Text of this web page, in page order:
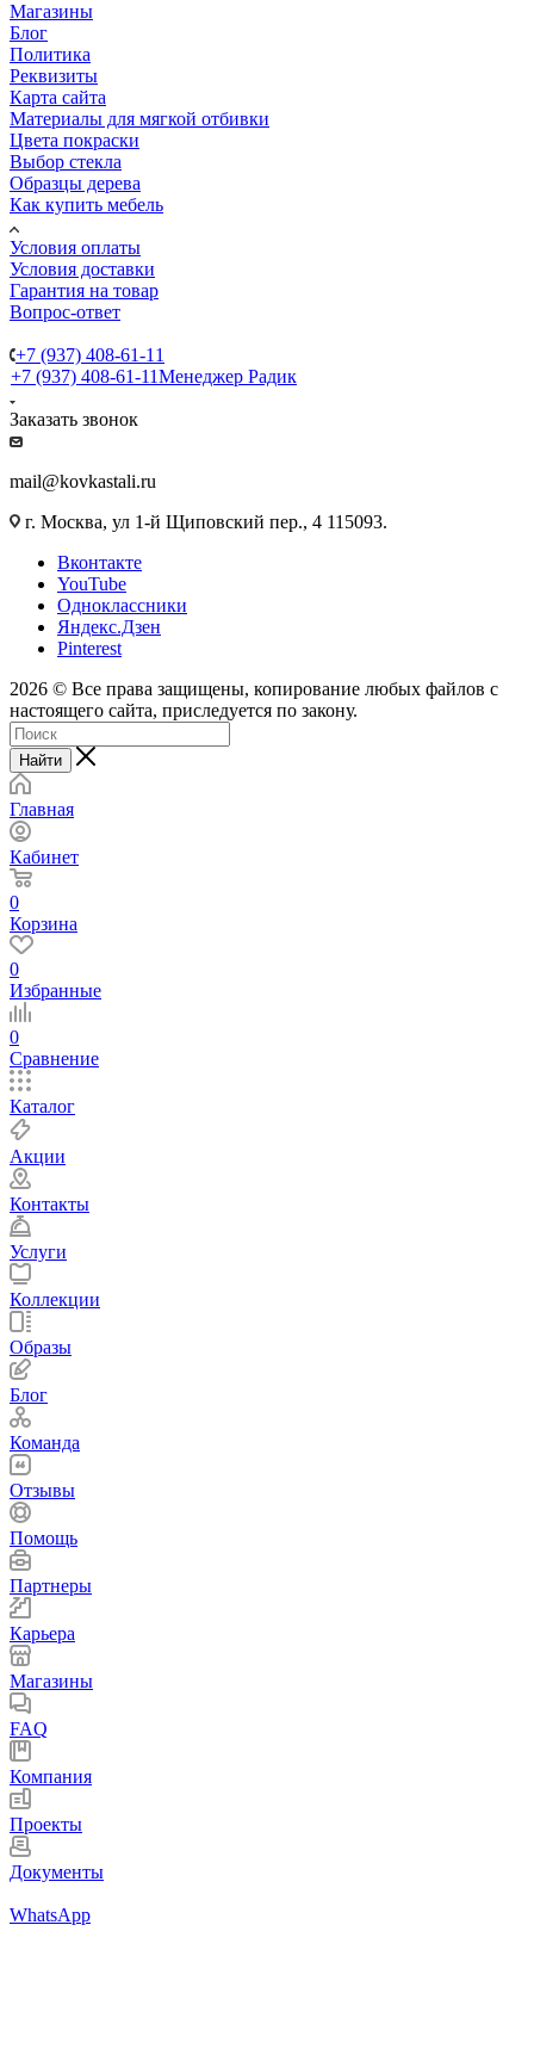
Магазины
Блог
Политика
Реквизиты
Карта сайта
Материалы для мягкой отбивки
Цвета покраски
Выбор стекла
Образцы дерева
Как купить мебель
Условия оплаты
Условия доставки
Гарантия на товар
Вопрос-ответ
+7 (937) 408-61-11
+7 (937) 408-61-11Менеджер Радик
Заказать звонок
mail@kovkastali.ru
г. Москва, ул 1-й Щиповский пер., 4 115093.
Вконтакте
YouTube
Одноклассники
Яндекс.Дзен
Pinterest
2026 © Все права защищены, копирование любых файлов с
настоящего сайта, приследуется по закону.
Найти
Главная
Кабинет
0
Корзина
0
Избранные
0
Сравнение
Каталог
Акции
Контакты
Услуги
Коллекции
Образы
Блог
Команда
Отзывы
Помощь
Партнеры
Карьера
Магазины
FAQ
Компания
Проекты
Документы
WhatsApp